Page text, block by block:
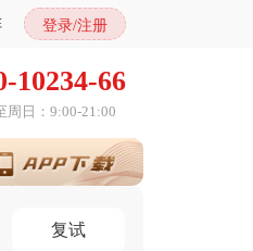
登录/注册
10234-66
周日：9:00-21:00
复试